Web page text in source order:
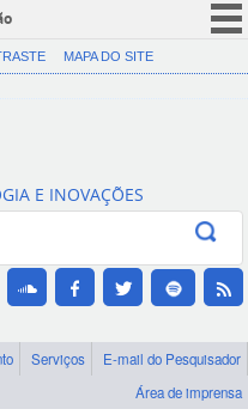
CORONAVÍRUS (COVID-19)
Canais
MAPA DO SITE
E INOVAÇÕES
Serviços
E-mail do Pesquisador
Área de imprensa